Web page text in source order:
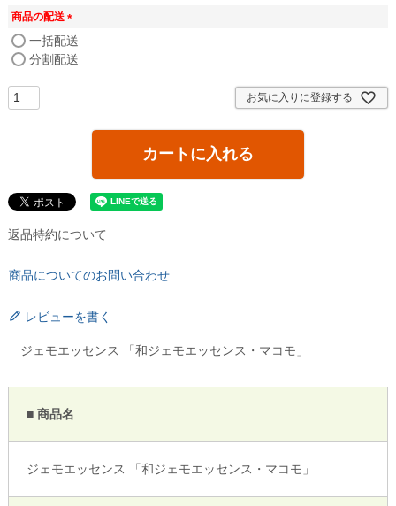
商品の配送
(
必
須
一括配送
分割配送
お気に入りに登録する
カートに入れる
返品特約について
商品についてのお問い合わせ
レビューを書く
ジェモエッセンス 「和ジェモエッセンス・マコモ」
■ 商品名
ジェモエッセンス 「和ジェモエッセンス・マコモ」